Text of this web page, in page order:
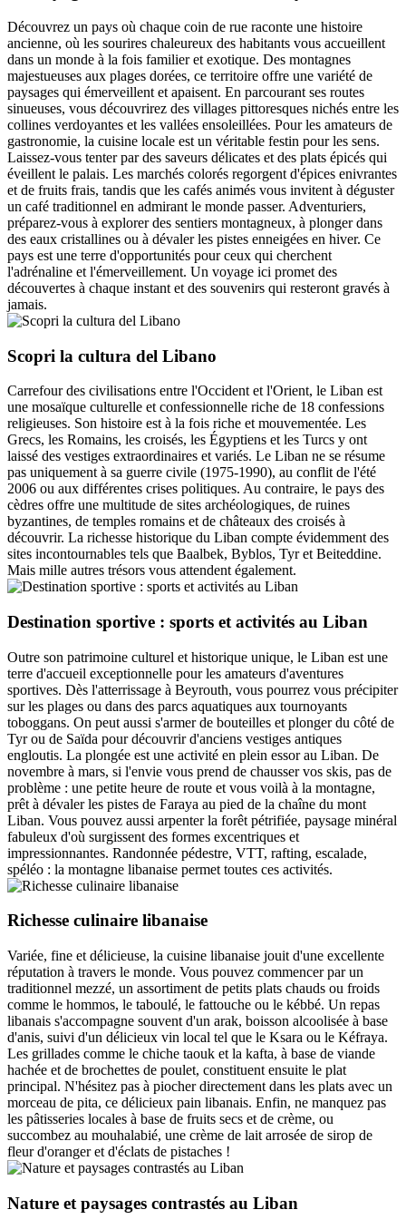
Découvrez un pays où chaque coin de rue raconte une histoire
ancienne, où les sourires chaleureux des habitants vous accueillent
dans un monde à la fois familier et exotique. Des montagnes
majestueuses aux plages dorées, ce territoire offre une variété de
paysages qui émerveillent et apaisent. En parcourant ses routes
sinueuses, vous découvrirez des villages pittoresques nichés entre les
collines verdoyantes et les vallées ensoleillées. Pour les amateurs de
gastronomie, la cuisine locale est un véritable festin pour les sens.
Laissez-vous tenter par des saveurs délicates et des plats épicés qui
éveillent le palais. Les marchés colorés regorgent d'épices enivrantes
et de fruits frais, tandis que les cafés animés vous invitent à déguster
un café traditionnel en admirant le monde passer. Adventuriers,
préparez-vous à explorer des sentiers montagneux, à plonger dans
des eaux cristallines ou à dévaler les pistes enneigées en hiver. Ce
pays est une terre d'opportunités pour ceux qui cherchent
l'adrénaline et l'émerveillement. Un voyage ici promet des
découvertes à chaque instant et des souvenirs qui resteront gravés à
jamais.
Scopri la cultura del Libano
Carrefour des civilisations entre l'Occident et l'Orient, le Liban est
une mosaïque culturelle et confessionnelle riche de 18 confessions
religieuses. Son histoire est à la fois riche et mouvementée. Les
Grecs, les Romains, les croisés, les Égyptiens et les Turcs y ont
laissé des vestiges extraordinaires et variés. Le Liban ne se résume
pas uniquement à sa guerre civile (1975-1990), au conflit de l'été
2006 ou aux différentes crises politiques. Au contraire, le pays des
cèdres offre une multitude de sites archéologiques, de ruines
byzantines, de temples romains et de châteaux des croisés à
découvrir. La richesse historique du Liban compte évidemment des
sites incontournables tels que Baalbek, Byblos, Tyr et Beiteddine.
Mais mille autres trésors vous attendent également.
Destination sportive : sports et activités au Liban
Outre son patrimoine culturel et historique unique, le Liban est une
terre d'accueil exceptionnelle pour les amateurs d'aventures
sportives. Dès l'atterrissage à Beyrouth, vous pourrez vous précipiter
sur les plages ou dans des parcs aquatiques aux tournoyants
toboggans. On peut aussi s'armer de bouteilles et plonger du côté de
Tyr ou de Saïda pour découvrir d'anciens vestiges antiques
engloutis. La plongée est une activité en plein essor au Liban. De
novembre à mars, si l'envie vous prend de chausser vos skis, pas de
problème : une petite heure de route et vous voilà à la montagne,
prêt à dévaler les pistes de Faraya au pied de la chaîne du mont
Liban. Vous pouvez aussi arpenter la forêt pétrifiée, paysage minéral
fabuleux d'où surgissent des formes excentriques et
impressionnantes. Randonnée pédestre, VTT, rafting, escalade,
spéléo : la montagne libanaise permet toutes ces activités.
Richesse culinaire libanaise
Variée, fine et délicieuse, la cuisine libanaise jouit d'une excellente
réputation à travers le monde. Vous pouvez commencer par un
traditionnel mezzé, un assortiment de petits plats chauds ou froids
comme le hommos, le taboulé, le fattouche ou le kébbé. Un repas
libanais s'accompagne souvent d'un arak, boisson alcoolisée à base
d'anis, suivi d'un délicieux vin local tel que le Ksara ou le Kéfraya.
Les grillades comme le chiche taouk et la kafta, à base de viande
hachée et de brochettes de poulet, constituent ensuite le plat
principal. N'hésitez pas à piocher directement dans les plats avec un
morceau de pita, ce délicieux pain libanais. Enfin, ne manquez pas
les pâtisseries locales à base de fruits secs et de crème, ou
succombez au mouhalabié, une crème de lait arrosée de sirop de
fleur d'oranger et d'éclats de pistaches !
Nature et paysages contrastés au Liban